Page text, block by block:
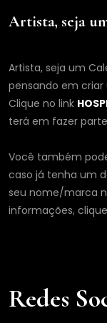
Artista, seja
Artista, seja um
pensando em
Clique no link
terá em fazer
Você também
caso já tenha um
seu nome/marca
informações,
Redes